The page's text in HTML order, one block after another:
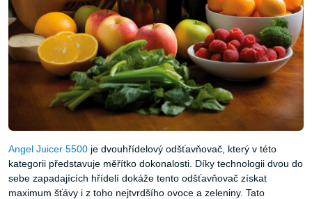
Angel Juicer 5500 je dvouhřídelový odšťavňovač, který v této
kategorii představuje měřítko dokonalosti. Díky technologii dvou do
sebe zapadajících hřídelí dokáže tento odšťavňovač získat
maximum šťávy i z toho nejtvrdšího ovoce a zeleniny. Tato